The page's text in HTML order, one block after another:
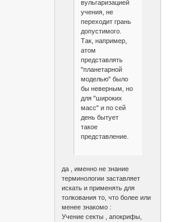
вульгаризацией
учения, не
переходит грань
допустимого.
Так, например,
атом
представлять
"планетарной
моделью" было
бы неверным, но
для "широких
масс" и по сей
день бытует
такое
представление.
да , именно не знание
терминологии заставляет
искать и применять для
толкования то, что более или
менее знакомо :
Учение секты , апокрифы,